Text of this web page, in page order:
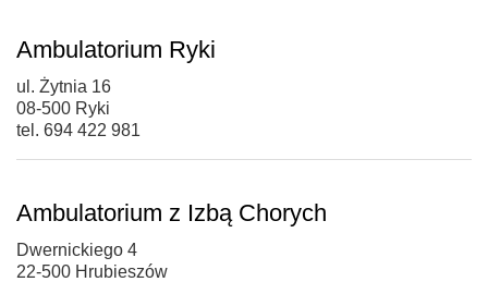
Ambulatorium Ryki
ul. Żytnia 16
08-500 Ryki
tel. 694 422 981
Ambulatorium z Izbą Chorych
Dwernickiego 4
22-500 Hrubieszów